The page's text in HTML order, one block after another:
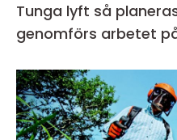
Tunga lyft så planeras, säkras och
genomförs arbetet